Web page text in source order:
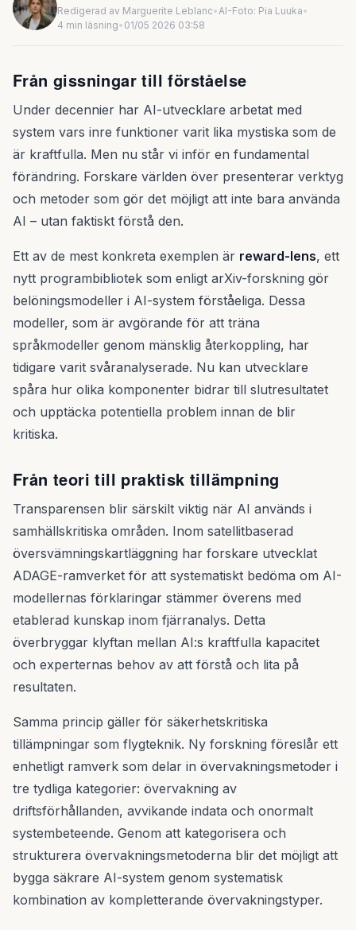
Redigerad av Marguerite Leblanc•AI-Foto: Pia Luuka•
4 min läsning• 01/05 2026 03:58
Från gissningar till förståelse
Under decennier har AI-utvecklare arbetat med
system vars inre funktioner varit lika mystiska som de
är kraftfulla. Men nu står vi inför en fundamental
förändring. Forskare världen över presenterar verktyg
och metoder som gör det möjligt att inte bara använda
AI – utan faktiskt förstå den.
Ett av de mest konkreta exemplen är reward-lens, ett
nytt programbibliotek som enligt arXiv-forskning gör
belöningsmodeller i AI-system förståeliga. Dessa
modeller, som är avgörande för att träna
språkmodeller genom mänsklig återkoppling, har
tidigare varit svåranalyserade. Nu kan utvecklare
spåra hur olika komponenter bidrar till slutresultatet
och upptäcka potentiella problem innan de blir
kritiska.
Från teori till praktisk tillämpning
Transparensen blir särskilt viktig när AI används i
samhällskritiska områden. Inom satellitbaserad
översvämningskartläggning har forskare utvecklat
ADAGE-ramverket för att systematiskt bedöma om AI-
modellernas förklaringar stämmer överens med
etablerad kunskap inom fjärranalys. Detta
överbryggar klyftan mellan AI:s kraftfulla kapacitet
och experternas behov av att förstå och lita på
resultaten.
Samma princip gäller för säkerhetskritiska
tillämpningar som flygteknik. Ny forskning föreslår ett
enhetligt ramverk som delar in övervakningsmetoder i
tre tydliga kategorier: övervakning av
driftsförhållanden, avvikande indata och onormalt
systembeteende. Genom att kategorisera och
strukturera övervakningsmetoderna blir det möjligt att
bygga säkrare AI-system genom systematisk
kombination av kompletterande övervakningstyper.